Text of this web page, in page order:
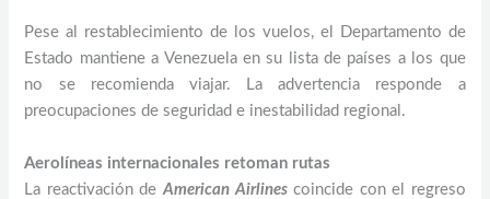
Pese al restablecimiento de los vuelos, el Departamento de
Estado mantiene a Venezuela en su lista de países a los que
no se recomienda viajar. La advertencia responde a
preocupaciones de seguridad e inestabilidad regional.
Aerolíneas internacionales retoman rutas
La reactivación de American Airlinescoincide con el regreso